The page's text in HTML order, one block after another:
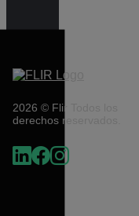
2026 © Flir Todos los
derechos reservados.